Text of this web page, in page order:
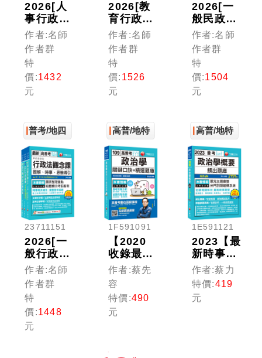
2026[人
事行政]
普通考
試/地方
四等課文
版套書：
建立完整
體系概
憶
作者:名師
作者群
特
價:1432
元
2026[教
育行政]
普通考
試/地方
四等課文
版套書：
內含因應
各類考試
題核心
作者:名師
作者群
特
價: 1526
元
2026[一
般民政]
普通考試
／地方四
等課文版
套書：從
基礎到進
階，逐步
點應考關
作者:名師
作者群
特
價:1504
元
普考/地四
23711151
2026[一
般行政]
普通考試
／地方四
等課文版
套書：為
初次考試
者所準
作者:名師
作者群
特
價:1448
元
高普/地特
1F591091
【2020
收錄最新
試題及詳
解】政治
學(含概
要)關鍵
口訣+精
／地方特
作者:蔡先
容
特價:490
元
高普/地特
1E591121
2023【最
新時事題
型】政治
學概要頻
出題庫
［6版］
作者:蔡力
特價:419
元